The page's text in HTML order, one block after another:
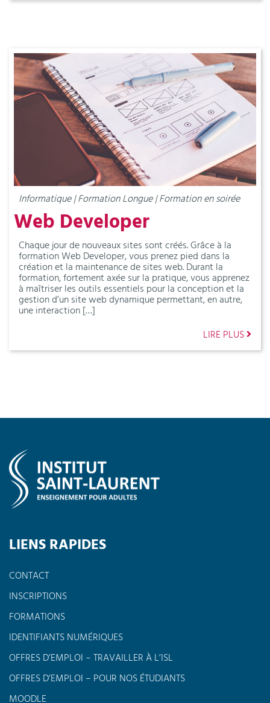
Informatique | Formation Longue | Formation en soirée
Web Developer
Chaque jour de nouveaux sites sont créés. Grâce à la
formation Web Developer, vous prenez pied dans la
création et la maintenance de sites web. Durant la
formation, fortement axée sur la pratique, vous apprenez
à maîtriser les outils essentiels pour la conception et la
gestion d’un site web dynamique permettant, en autre,
une interaction […]
LIRE PLUS
LIENS RAPIDES
CONTACT
INSCRIPTIONS
FORMATIONS
IDENTIFIANTS NUMÉRIQUES
OFFRES D’EMPLOI – TRAVAILLER À L’ISL
OFFRES D’EMPLOI – POUR NOS ÉTUDIANTS
MOODLE